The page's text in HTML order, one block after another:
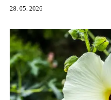
28. 05. 2026